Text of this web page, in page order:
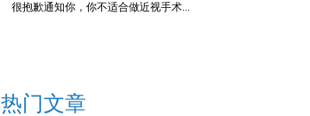
很抱歉通知你，你不适合做近视手术...
热门文章